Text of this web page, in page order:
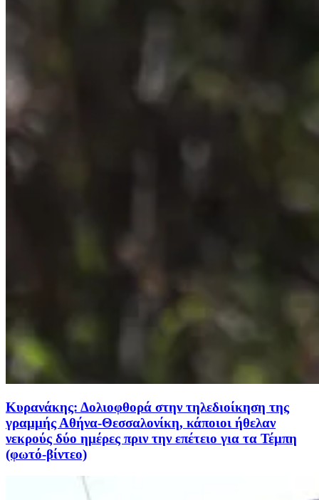
Κυρανάκης: Δολιοφθορά στην τηλεδιοίκηση της
γραμμής Αθήνα-Θεσσαλονίκη, κάποιοι ήθελαν
νεκρούς δύο ημέρες πριν την επέτειο για τα Τέμπη
(φωτό-βίντεο)